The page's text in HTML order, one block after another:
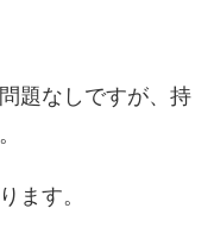
題なしですが、持
ます。